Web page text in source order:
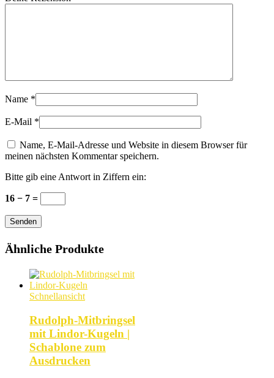
Name *
E-Mail *
Name, E-Mail-Adresse und Website in diesem Browser für
meinen nächsten Kommentar speichern.
Bitte gib eine Antwort in Ziffern ein:
16 − 7 =
Senden
Ähnliche Produkte
Schnellansicht
Rudolph-Mitbringsel
mit Lindor-Kugeln |
Schablone zum
Ausdrucken